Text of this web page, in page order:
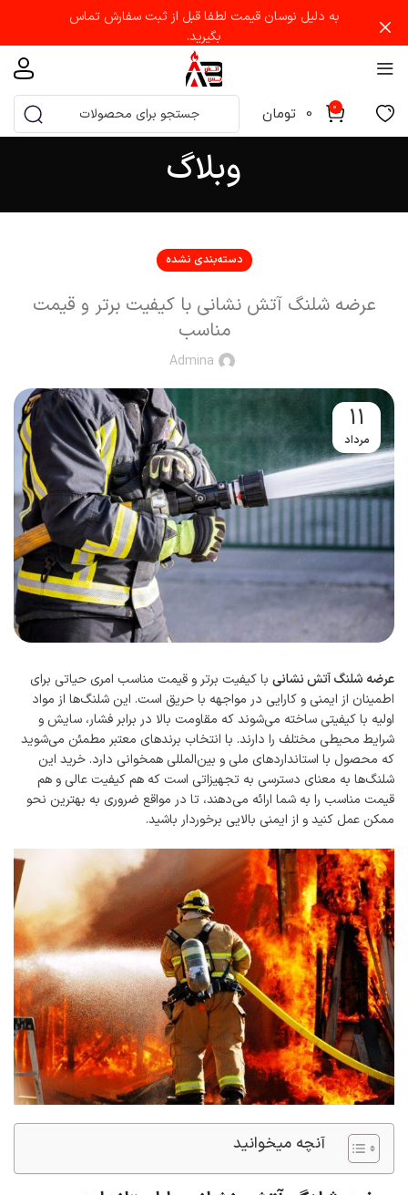
0
0 تومان
وبلاگ
دسته‌بندی نشده
عرضه شلنگ آتش نشانی با کیفیت برتر و قیمت
مناسب
Admina
11
مرداد
عرضه شلنگ آتش نشانی با کیفیت برتر و قیمت مناسب امری حیاتی برای
اطمینان از ایمنی و کارایی در مواجهه با حریق است. این شلنگ‌ها از مواد
اولیه با کیفیتی ساخته می‌شوند که مقاومت بالا در برابر فشار، سایش و
شرایط محیطی مختلف را دارند. با انتخاب برندهای معتبر مطمئن می‌شوید
که محصول با استانداردهای ملی و بین‌المللی همخوانی دارد. خرید این
شلنگ‌ها به معنای دسترسی به تجهیزاتی است که هم کیفیت عالی و هم
قیمت مناسب را به شما ارائه می‌دهند، تا در مواقع ضروری به بهترین نحو
ممکن عمل کنید و از ایمنی بالایی برخوردار باشید.
آنچه میخوانید
به دلیل نوسان قیمت لطفا قبل از ثبت سفارش تماس
بگیرید.